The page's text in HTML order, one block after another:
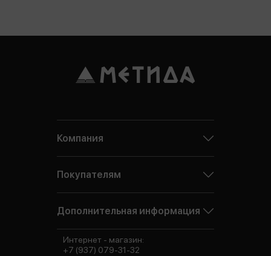
Компания
Покупателям
Дополнительная информация
Интернет - магазин:
+7 (937) 079-31-32